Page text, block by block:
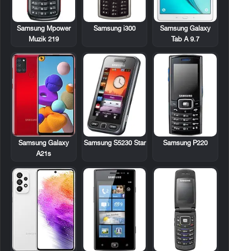
Samsung Galaxy
Tab A 9.7
Samsung i300
Samsung Mpower
Muzik 219
Samsung P220
Samsung S5230 Star
Samsung Galaxy
A21s